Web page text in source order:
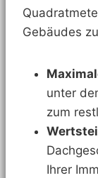
Gebäudes
unter
zum
Ihrer